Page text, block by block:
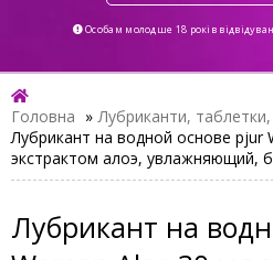
Особам молодше 18 років
Головна » Лубриканти,
Лубрикант на водной основе pjur
экстрактом алоэ, увлажняющий,
Лубрикант на